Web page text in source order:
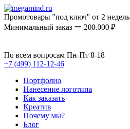
Промотовары "под ключ" от 2 недель
Минимальный заказ ー 200.000 ₽
По всем вопросам Пн-Пт 8-18
+7 (499) 112-12-46
Портфолио
Нанесение логотипа
Как заказать
Креатив
Почему мы?
Блог